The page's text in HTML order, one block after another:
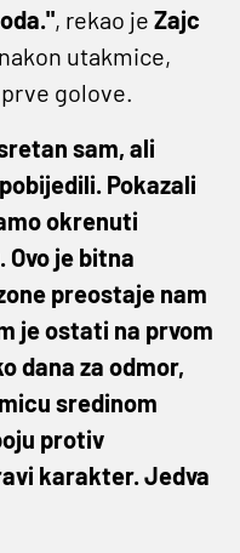
, rekao je Zajc
utakmice,
golove.
sam, ali
Pokazali
okrenuti
je bitna
preostaje nam
je ostati na prvom
dana za odmor,
sredinom
protiv
karakter. Jedva